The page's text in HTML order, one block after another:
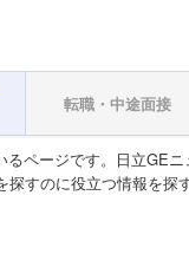
転職・中途面接
ページです。日立GE
すのに役立つ情報を探